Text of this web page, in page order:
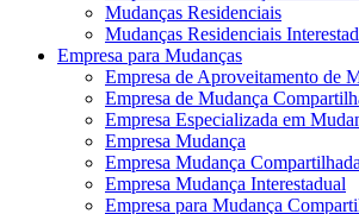
Mudanças Residenciais
Mudanças Residenciais
Empresa para Mudanças
Empresa de Aproveitamento de
Empresa de Mudança
Empresa Especializada em
Empresa Mudança
Empresa Mudança Compartilhada
Empresa Mudança Interestadual
Empresa para Mudança